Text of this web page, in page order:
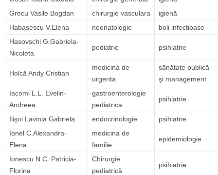
Grecu Vasile Bogdan
chirurgie vasculara
igienă
Habasescu V.Elena
neonatologie
boli infectioase
Hasovschi G.Gabriela-
Nicoleta
pediatrie psihiatrie
Holcă Andy Cristian
medicina de
urgenta
sănătate publică
şi management
Iacomi L.L. Evelin-
Andreea
gastroenterologie
pediatrica
psihiatrie
Ilişoi Lavinia Gabriela endocrinologie
psihiatrie
Ionel C.Alexandra-
Elena
medicina de
familie
epidemiologie
Ionescu N.C. Patricia-
Florina
Chirurgie
pediatrică
psihiatrie